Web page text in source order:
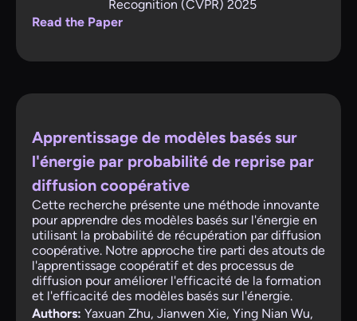
Recognition (CVPR) 2025
Read the Paper
Apprentissage de modèles basés sur
l'énergie par probabilité de reprise par
diffusion coopérative
Cette recherche présente une méthode innovante
pour apprendre des modèles basés sur l'énergie en
utilisant la probabilité de récupération par diffusion
coopérative. Notre approche tire parti des atouts de
l'apprentissage coopératif et des processus de
diffusion pour améliorer l'efficacité de la formation
et l'efficacité des modèles basés sur l'énergie.
Authors: Yaxuan Zhu, Jianwen Xie, Ying Nian Wu,